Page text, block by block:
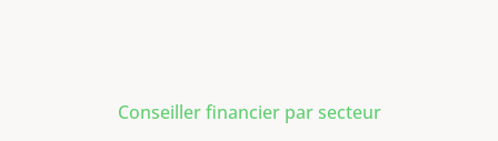
Conseiller financier par secteur